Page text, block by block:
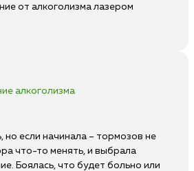
от алкоголизма лазером
алкоголизма
но если начинала – тормозов не
что-то менять, и выбрала
Боялась, что будет больно или